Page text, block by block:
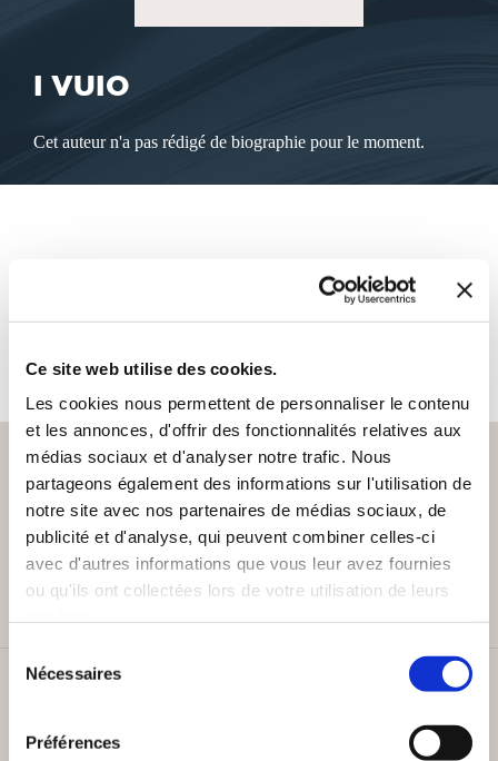
Ce site web utilise des cookies.
Les cookies nous permettent de personnaliser le contenu
et les annonces, d'offrir des fonctionnalités relatives aux
médias sociaux et d'analyser notre trafic. Nous
partageons également des informations sur l'utilisation de
notre site avec nos partenaires de médias sociaux, de
publicité et d'analyse, qui peuvent combiner celles-ci
avec d'autres informations que vous leur avez fournies
ou qu'ils ont collectées lors de votre utilisation de leurs
Nécessaires
Préférences
I VUIO
Cet auteur n'a pas rédigé de biographie pour le moment.
pour le moment.
PAIEMENT SÉCURISÉ